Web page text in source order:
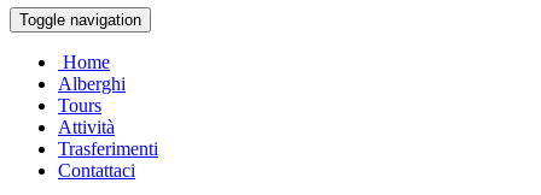
Toggle navigation
Home
Alberghi
Tours
Attività
Trasferimenti
Contattaci